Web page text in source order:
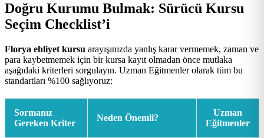
Doğru Kurumu Bulmak: Sürücü Kursu
Seçim Checklist’i
Florya ehliyet kursu arayışınızda yanlış karar vermemek, zaman ve
para kaybetmemek için bir kursa kayıt olmadan önce mutlaka
aşağıdaki kriterleri sorgulayın. Uzman Eğitmenler olarak tüm bu
standartları %100 sağlıyoruz:
Sormanız
Gereken Kriter
Neden Önemli?
Uzman
Eğitmenler